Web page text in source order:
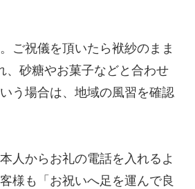
ご祝儀を頂いたら袱紗のまま
、砂糖やお菓子などと合わせ
う場合は、地域の風習を確認
人からお礼の電話を入れるよ
様も「お祝いへ足を運んで良